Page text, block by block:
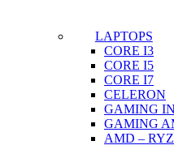
LAPTOPS
CORE I3
CORE I5
CORE I7
CELERON
GAMING
GAMING
AMD –